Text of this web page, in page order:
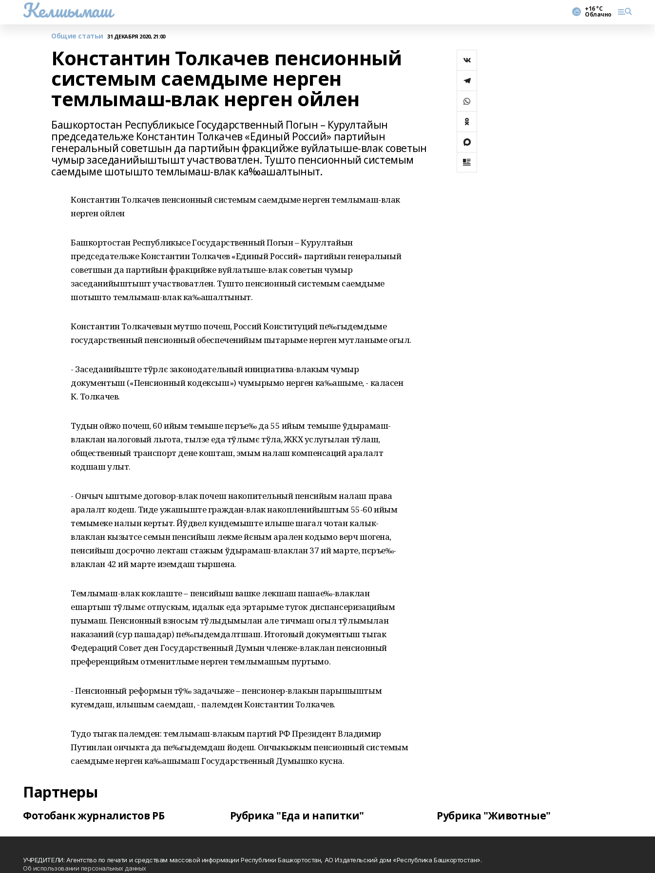
Келшымаш +16 °С
Облачно
Общие статьи 31 ДЕКАБРЯ 2020, 21:00
Константин Толкачев пенсионный
системым саемдыме нерген
темлымаш-влак нерген ойлен
Башкортостан Республикысе Государственный Погын – Курултайын
председательже Константин Толкачев «Единый Россий» партийын
генеральный советшын да партийын фракцийже вуйлатыше-влак советын
чумыр заседанийыштышт участвоватлен. Тушто пенсионный системым
саемдыме шотышто темлымаш-влак ка‰ашалтыныт.
Константин Толкачев пенсионный системым саемдыме нерген темлымаш-влак
нерген ойлен
Башкортостан Республикысе Государственный Погын – Курултайын
председательже Константин Толкачев «Единый Россий» партийын генеральный
советшын да партийын фракцийже вуйлатыше-влак советын чумыр
заседанийыштышт участвоватлен. Тушто пенсионный системым саемдыме
шотышто темлымаш-влак ка‰ашалтыныт.
Константин Толкачевын мутшо почеш, Россий Конституций пе‰гыдемдыме
государственный пенсионный обеспеченийым пытарыме нерген мутланыме огыл.
- Заседанийыште тўрлє законодательный инициатива-влакым чумыр
документыш («Пенсионный кодексыш») чумырымо нерген ка‰ашыме, - каласен
К. Толкачев.
Тудын ойжо почеш, 60 ийым темыше пєръе‰ да 55 ийым темыше ўдырамаш-
влаклан налоговый льгота, тылзе еда тўлымє тўла, ЖКХ услугылан тўлаш,
общественный транспорт дене кошташ, эмым налаш компенсаций аралалт
кодшаш улыт.
- Ончыч ыштыме договор-влак почеш накопительный пенсийым налаш права
аралалт кодеш. Тиде ужашыште граждан-влак накопленийыштым 55-60 ийым
темымеке налын кертыт. Йўдвел кундемыште илыше шагал чотан калык-
влаклан кызытсе семын пенсийыш лекме йєным арален кодымо верч шогена,
пенсийыш досрочно лекташ стажым ўдырамаш-влаклан 37 ий марте, пєръе‰-
влаклан 42 ий марте иземдаш тыршена.
Темлымаш-влак коклаште – пенсийыш вашке лекшаш пашае‰-влаклан
ешартыш тўлымє отпускым, идалык еда эртарыме тугок диспансеризацийым
пуымаш. Пенсионный взносым тўлыдымылан але тичмаш огыл тўлымылан
наказаний (сур пашадар) пе‰гыдемдалтшаш. Итоговый документыш тыгак
Федераций Совет ден Государственный Думын членже-влаклан пенсионный
преференцийым отменитлыме нерген темлымашым пуртымо.
- Пенсионный реформын тў‰ задачыже – пенсионер-влакын парышыштым
кугемдаш, илышым саемдаш, - палемден Константин Толкачев.
Тудо тыгак палемден: темлымаш-влакым партий РФ Президент Владимир
Путинлан ончыкта да пе‰гыдемдаш йодеш. Ончыкыжым пенсионный системым
саемдыме нерген ка‰ашымаш Государственный Думышко кусна.
Партнеры
Фотобанк журналистов РБ Рубрика "Еда и напитки" Рубрика "Животные"
УЧРЕДИТЕЛИ: Агентство по печати и средствам массовой информации Республики Башкортостан, АО Издательский дом «Республика Башкортостан».
Об использовании персональных данных